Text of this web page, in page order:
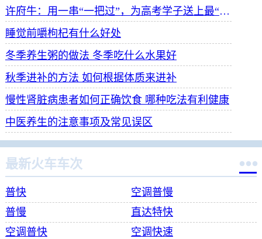
许府牛：用一串“一把过”，为高考学子送上最“牛”祝福
睡觉前嚼枸杞有什么好处
冬季养生粥的做法 冬季吃什么水果好
秋季进补的方法 如何根据体质来进补
慢性肾脏病患者如何正确饮食 哪种吃法有利健康
中医养生的注意事项及常见误区
最新火车车次 
普快
空调普慢
普慢
直达特快
空调普快
空调快速